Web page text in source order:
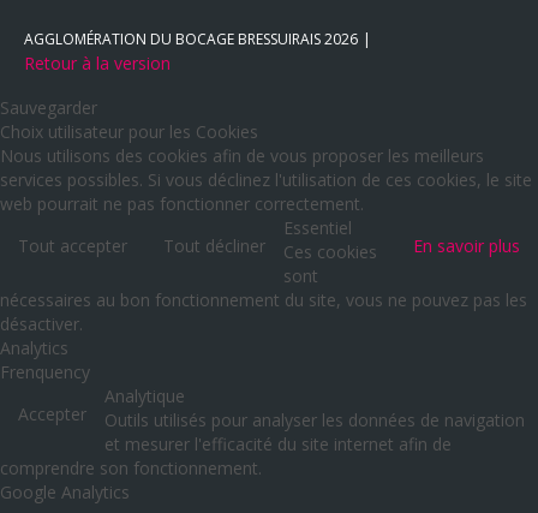
AGGLOMÉRATION DU BOCAGE BRESSUIRAIS2026
Retour à la version
Sauvegarder
Choix utilisateur pour les Cookies
Nous utilisons des cookies afin de vous proposer les meilleurs
services possibles. Si vous déclinez l'utilisation de ces cookies, le site
web pourrait ne pas fonctionner correctement.
Tout accepter
Tout décliner En savoir plus
Essentiel
Ces cookies
sont
nécessaires au bon fonctionnement du site, vous ne pouvez pas les
désactiver.
Analytics
Frenquency
Accepter
Analytique
Outils utilisés pour analyser les données de navigation
et mesurer l'efficacité du site internet afin de
comprendre son fonctionnement.
Google Analytics